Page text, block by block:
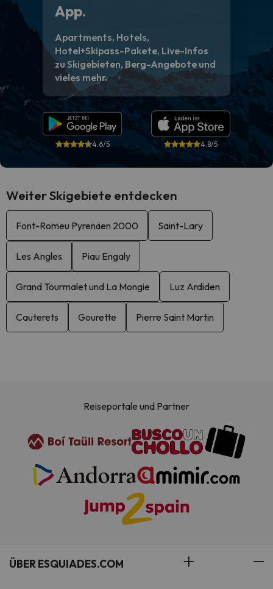
App.
Apartments, Hotels,
Hotel+Skipass-Pakete, Live-Infos
zu Skigebieten, Berg-Angebote und
vieles mehr.
4.6/5 4.8/5
Weiter Skigebiete entdecken
Font-Romeu Pyrenäen 2000 Saint-Lary
Les Angles Piau Engaly
Grand Tourmalet und La Mongie Luz Ardiden
Cauterets Gourette Pierre Saint Martin
Reiseportale und Partner
ÜBER ESQUIADES.COM